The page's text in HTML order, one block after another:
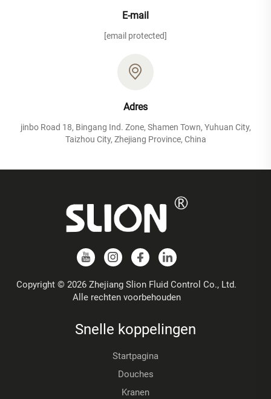
E-mail
[email protected]
Adres
jinbo Road 18, Bingang Ind. Zone, Shamen Town, Yuhuan City,
Taizhou City, Zhejiang Province, China
Copyright © 2026 Zhejiang Slion Fluid Control Co., Ltd.
Alle rechten voorbehouden
Snelle koppelingen
Startpagina
Douches
Kranen